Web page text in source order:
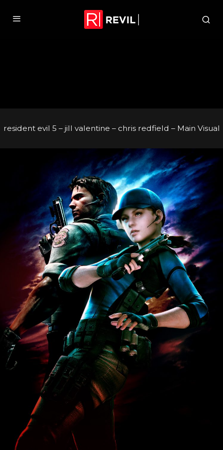
resident evil 5 – jill valentine – chris redfield – Main Visual